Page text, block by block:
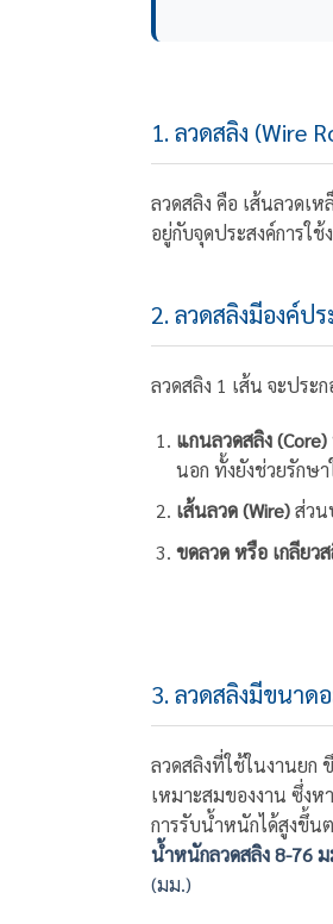
1. ลวดสลิง (Wire
ลวดสลิง คือ เส้นลวดเ
อยู่กับจุดประสงค์การใช้
2. ลวดสลิงมีองค์ป
ลวดสลิง 1 เส้น จะประ
แกนลวดสลิง (Core)
นอก ทั้งยังช่วยรักษ
เส้นลวด (Wire)ส่วน
ขดลวด หรือ เกลียว
3. ลวดสลิงมีขนาดอ
ลวดสลิงที่ใช้ในงานยก
เหมาะสมของงาน ซึ่งห
การรับน้ำหนักได้สูงขึ้น
น้ำหนักลวดสลิง 8-76
(มม.)